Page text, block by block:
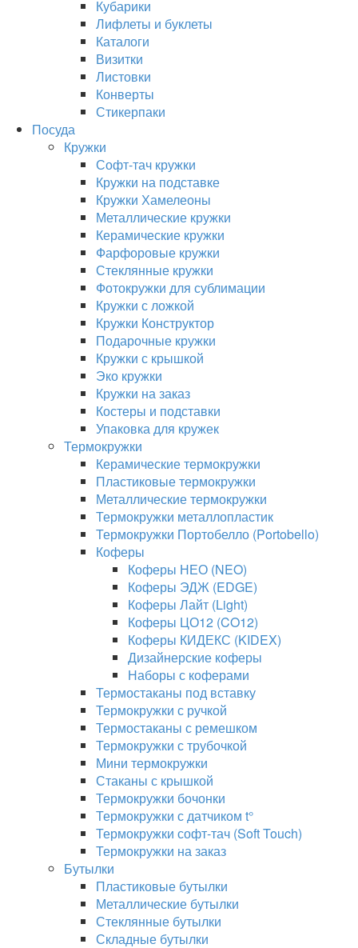
Кубарики
Лифлеты и буклеты
Каталоги
Визитки
Листовки
Конверты
Стикерпаки
Посуда
Кружки
Софт-тач кружки
Кружки на подставке
Кружки Хамелеоны
Металлические кружки
Керамические кружки
Фарфоровые кружки
Стеклянные кружки
Фотокружки для сублимации
Кружки с ложкой
Кружки Конструктор
Подарочные кружки
Кружки с крышкой
Эко кружки
Кружки на заказ
Костеры и подставки
Упаковка для кружек
Термокружки
Керамические термокружки
Пластиковые термокружки
Металлические термокружки
Термокружки металлопластик
Термокружки Портобелло (Portobello)
Коферы
Коферы НЕО (NEO)
Коферы ЭДЖ (EDGE)
Коферы Лайт (Light)
Коферы ЦО12 (CO12)
Коферы КИДЕКС (KIDEX)
Дизайнерские коферы
Наборы с коферами
Термостаканы под вставку
Термокружки с ручкой
Термостаканы с ремешком
Термокружки с трубочкой
Мини термокружки
Стаканы с крышкой
Термокружки бочонки
Термокружки с датчиком t°
Термокружки софт-тач (Soft Touch)
Термокружки на заказ
Бутылки
Пластиковые бутылки
Металлические бутылки
Стеклянные бутылки
Складные бутылки